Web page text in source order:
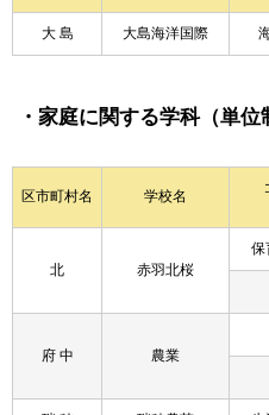
大 島 大島海洋国際
・家庭に関する学科（単位
区市町村名 学校名
北 赤羽北桜
保
府 中 農業